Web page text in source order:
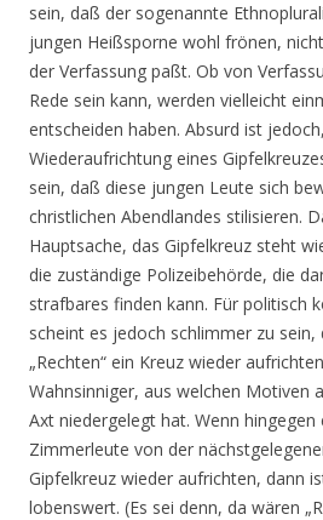
sein, daß der sogenannte
jungen Heißsporne wohl frönen,
der Verfassung paßt. Ob von
Rede sein kann, werden vielleicht
entscheiden haben. Absurd ist
Wiederaufrichtung eines
sein, daß diese jungen Leute sich
christlichen Abendlandes stilisieren.
Hauptsache, das Gipfelkreuz steht
die zuständige Polizeibehörde, die
strafbares finden kann. Für politisch
scheint es jedoch schlimmer zu sein,
„Rechten“ ein Kreuz wieder
Wahnsinniger, aus welchen Motiven
Axt niedergelegt hat. Wenn
Zimmerleute von der
Gipfelkreuz wieder aufrichten, dann
lobenswert. (Es sei denn, da wären